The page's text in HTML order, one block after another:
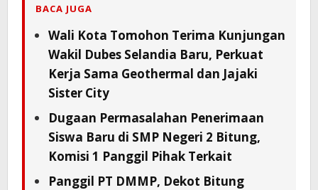
BACA JUGA
Wali Kota Tomohon Terima Kunjungan
Wakil Dubes Selandia Baru, Perkuat
Kerja Sama Geothermal dan Jajaki
Sister City
Dugaan Permasalahan Penerimaan
Siswa Baru di SMP Negeri 2 Bitung,
Komisi 1 Panggil Pihak Terkait
Panggil PT DMMP, Dekot Bitung